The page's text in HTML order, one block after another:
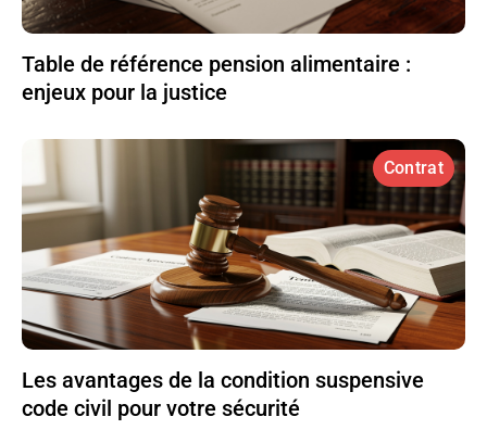
Table de référence pension alimentaire :
enjeux pour la justice
Contrat
Les avantages de la condition suspensive
code civil pour votre sécurité